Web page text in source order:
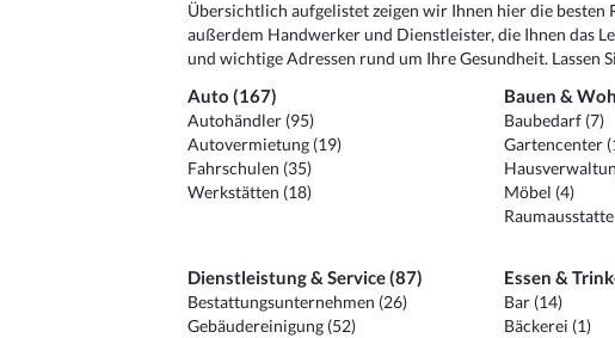
Übersichtlich aufgelistet zeigen wir Ihnen hier die besten
außerdem Handwerker und Dienstleister, die Ihnen das
und wichtige Adressen rund um Ihre Gesundheit. Lassen
Auto (167)
Autohändler (95)
Autovermietung (19)
Fahrschulen (35)
Werkstätten (18)
Bauen &
Baubedarf (7)
Gartencenter
Möbel (4)
Dienstleistung & Service (87)
Bestattungsunternehmen (26)
Gebäudereinigung (52)
Essen &
Bar (14)
Bäckerei (1)